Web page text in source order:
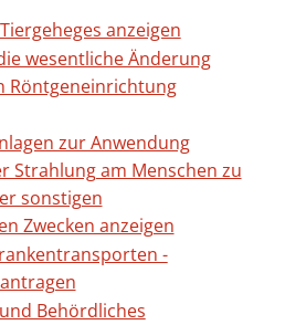
anzeigen
wesentliche Änderung
Röntgeneinrichtung
zur Anwendung
Strahlung am Menschen zu
sonstigen
Zwecken anzeigen
-
Behördliches